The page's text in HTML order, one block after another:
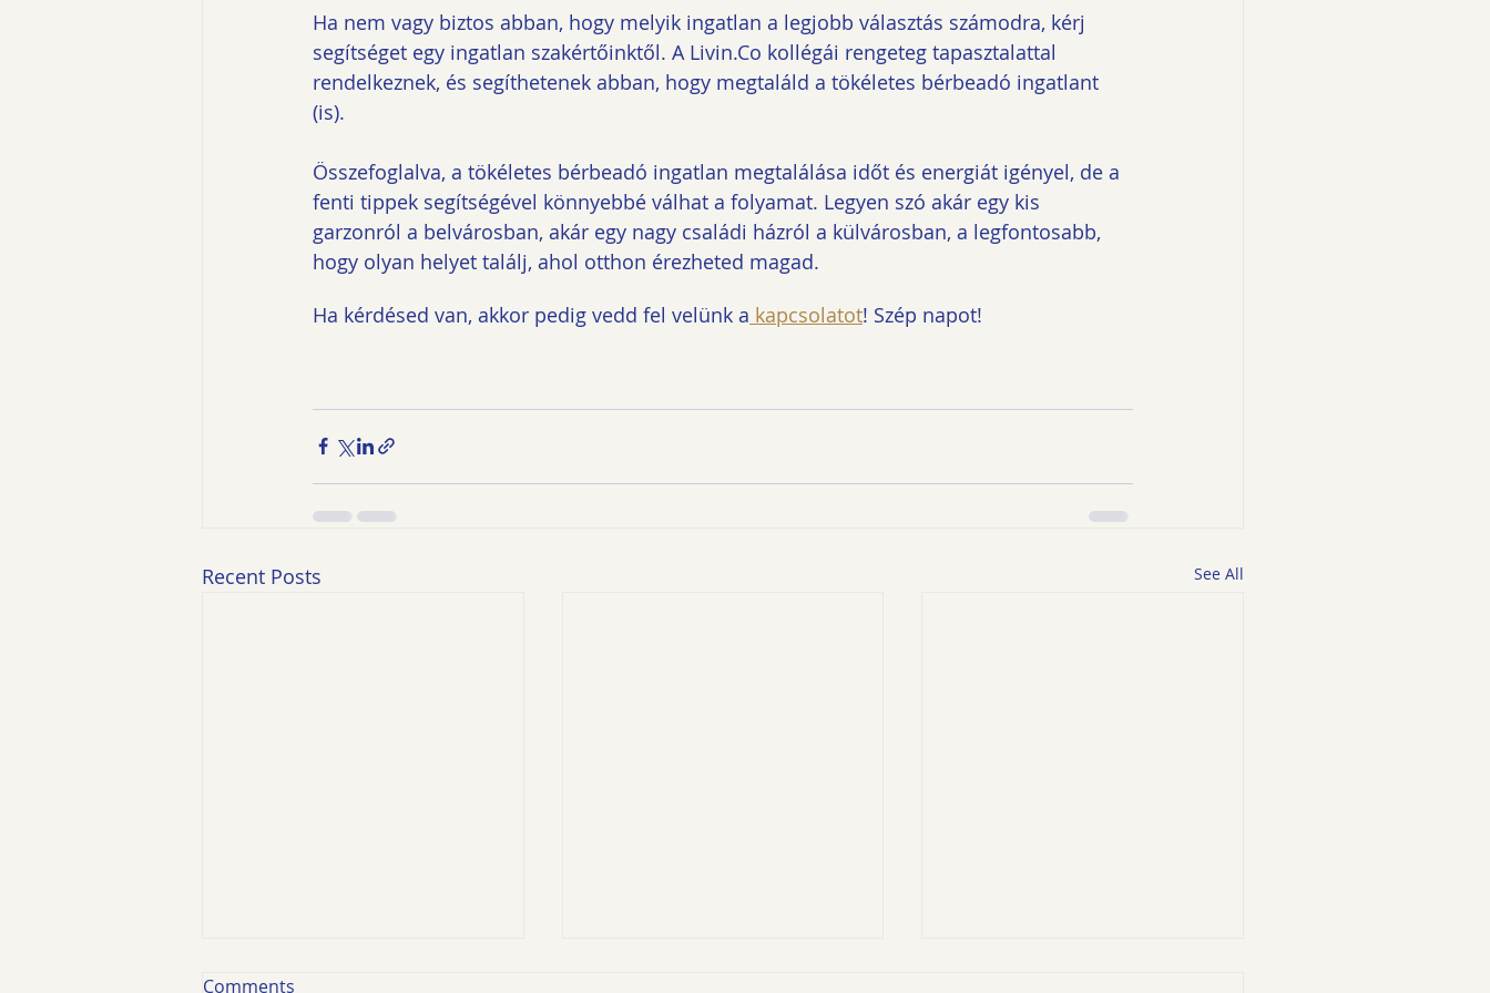
Ha nem vagy biztos abban, hogy melyik ingatlan a legjobb választás számodra, kérj
segítséget egy ingatlan szakértőinktől. A Livin.Co kollégái rengeteg tapasztalattal
rendelkeznek, és segíthetenek abban, hogy megtaláld a tökéletes bérbeadó ingatlant
(is).
Összefoglalva, a tökéletes bérbeadó ingatlan megtalálása időt és energiát igényel, de a
fenti tippek segítségével könnyebbé válhat a folyamat. Legyen szó akár egy kis
garzonról a belvárosban, akár egy nagy családi házról a külvárosban, a legfontosabb,
hogy olyan helyet találj, ahol otthon érezheted magad.
Ha kérdésed van, akkor pedig vedd fel velünk a kapcsolatot! Szép napot!
Recent Posts See All
Comments